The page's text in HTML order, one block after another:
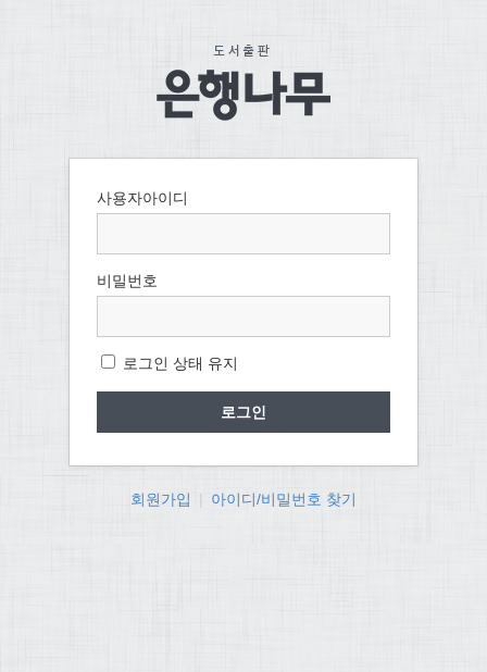
사용자아이디
비밀번호
로그인 상태 유지
회원가입 아이디/비밀번호 찾기